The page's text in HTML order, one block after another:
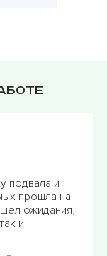
от
в
быстро и со
было выполнено